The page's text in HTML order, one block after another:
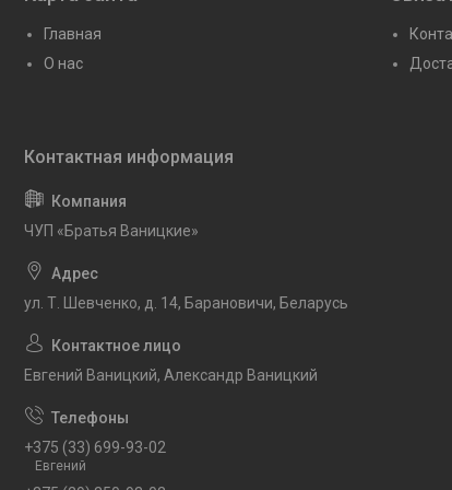
Главная
О нас
ЧУП «Братья Ваницкие»
ул. Т. Шевченко, д. 14, Барановичи, Беларусь
Евгений Ваницкий, Александр Ваницкий
+375 (33) 699-93-02
Евгений